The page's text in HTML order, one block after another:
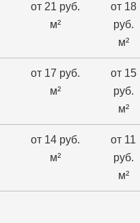
от 21 руб.
м²
от 18
руб.
м²
от 17 руб.
м²
от 15
руб.
м²
от 14 руб.
м²
от 11
руб.
м²